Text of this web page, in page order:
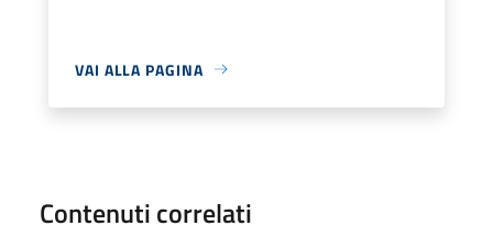
VAI ALLA PAGINA
Contenuti correlati